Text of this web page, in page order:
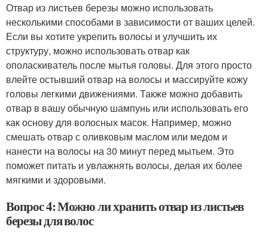
Отвар из листьев березы можно использовать
несколькими способами в зависимости от ваших целей.
Если вы хотите укрепить волосы и улучшить их
структуру, можно использовать отвар как
ополаскиватель после мытья головы. Для этого просто
влейте остывший отвар на волосы и массируйте кожу
головы легкими движениями. Также можно добавить
отвар в вашу обычную шампунь или использовать его
как основу для волосных масок. Например, можно
смешать отвар с оливковым маслом или медом и
нанести на волосы на 30 минут перед мытьем. Это
поможет питать и увлажнять волосы, делая их более
мягкими и здоровыми.
Вопрос 4: Можно ли хранить отвар из листьев
березы для волос